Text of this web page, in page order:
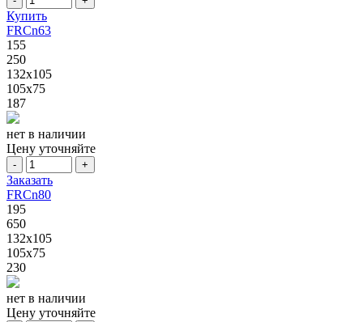
Купить
FRCn63
155
250
132x105
105x75
187
нет в наличии
Цену уточняйте
- +
Заказать
FRCn80
195
650
132x105
105x75
230
нет в наличии
Цену уточняйте